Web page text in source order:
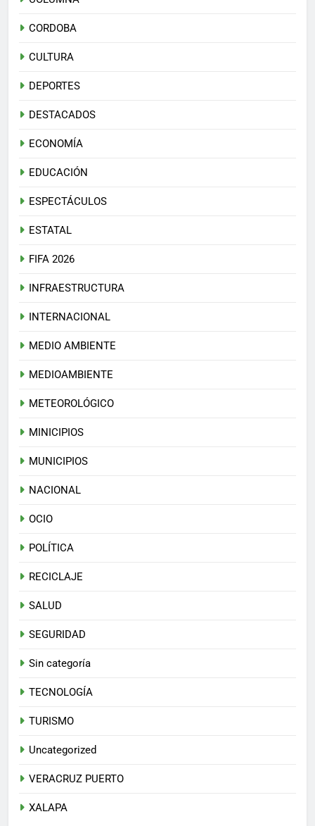
CORDOBA
CULTURA
DEPORTES
DESTACADOS
ECONOMÍA
EDUCACIÓN
ESPECTÁCULOS
ESTATAL
FIFA 2026
INFRAESTRUCTURA
INTERNACIONAL
MEDIO AMBIENTE
MEDIOAMBIENTE
METEOROLÓGICO
MINICIPIOS
MUNICIPIOS
NACIONAL
OCIO
POLÍTICA
RECICLAJE
SALUD
SEGURIDAD
Sin categoría
TECNOLOGÍA
TURISMO
Uncategorized
VERACRUZ PUERTO
XALAPA